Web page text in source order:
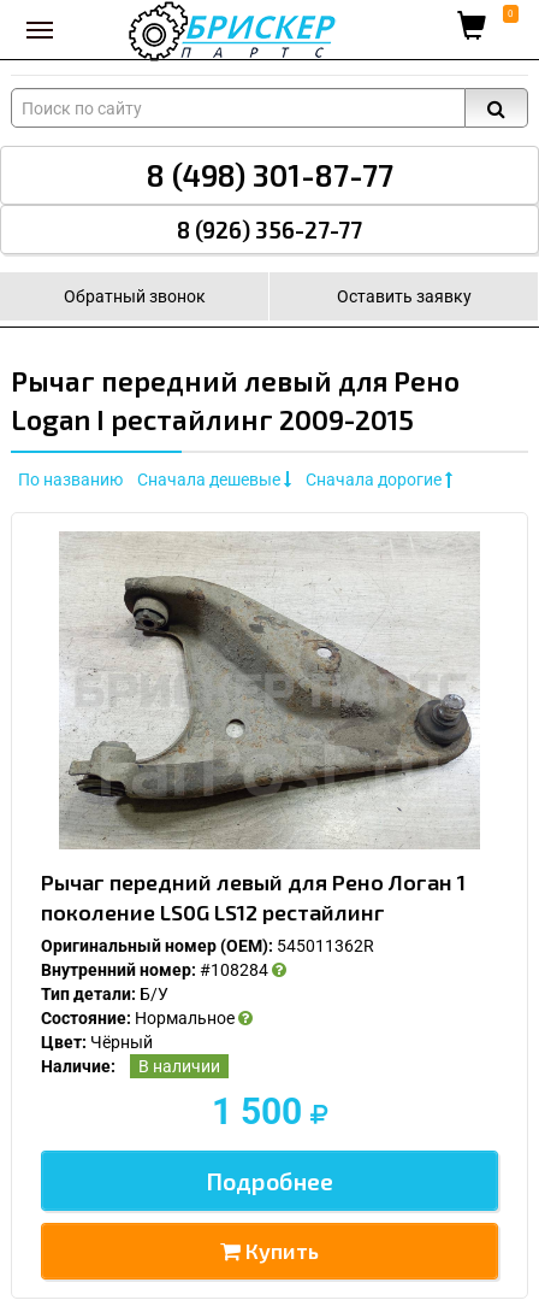
Вход для поставщиков 0
8 (498) 301-87-77
8 (926) 356-27-77
Обратный звонок Оставить заявку
Рычаг передний левый для Рено
Logan I рестайлинг 2009-2015
По названию Сначала дешевые Сначала дорогие
Рычаг передний левый для Рено Логан 1
поколение LS0G LS12 рестайлинг
Оригинальный номер (OEM): 545011362R
Внутренний номер: #108284
Тип детали: Б/У
Состояние: Нормальное
Цвет: Чёрный
Наличие:
В наличии
1 500
Подробнее
Купить